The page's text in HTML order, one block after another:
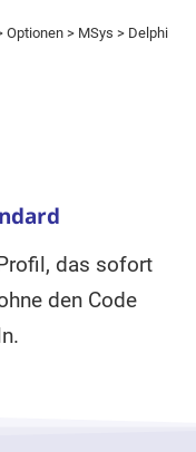
> MSys > Delphi
das sofort
den Code